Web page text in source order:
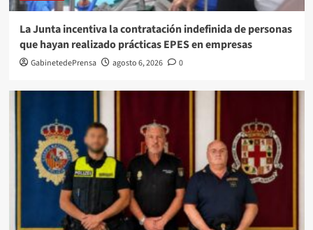
La Junta incentiva la contratación indefinida de personas
que hayan realizado prácticas EPES en empresas
GabinetedePrensa agosto 6, 2026 0